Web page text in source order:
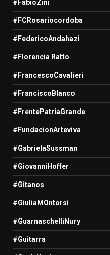
#FabioZini
#FCRosariocordoba
#FedericoAndahazi
#Florencia Ratto
#FrancescoCavalieri
#FranciscoBlanco
#FrentePatriaGrande
#FundacionArteviva
#GabrielaSussman
#GiovanniHoffer
#Gitanos
#GiuliaMOntorsi
#GuarnaschelliNury
#Guitarra